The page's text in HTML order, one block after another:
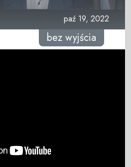
paź 19, 2022
bez wyjścia